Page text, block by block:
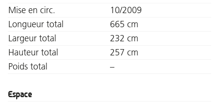
Mise en circ.
10/2009
Longueur total
665 cm
Largeur total
232 cm
Hauteur total
257 cm
Poids total
–
Espace